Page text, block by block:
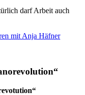
darf Arbeit auch
mit Anja Häfner